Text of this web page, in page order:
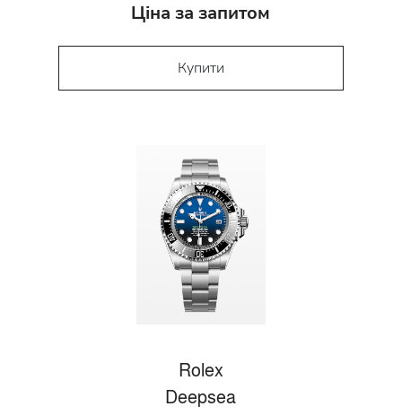
Ціна за запитом
Купити
Rolex
Deepsea